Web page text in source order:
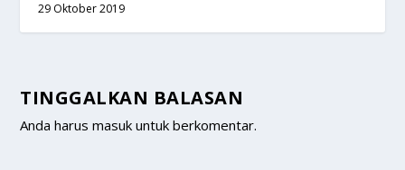
29 Oktober 2019
TINGGALKAN BALASAN
Anda harusmasuk untuk berkomentar.